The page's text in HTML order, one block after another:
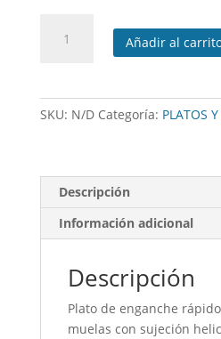
adaptador
Añadir al
SKU: N/D Categoría: PLATOS
Descripción
Información adicional
Descripción
Plato de enganche
muelas con sujeción